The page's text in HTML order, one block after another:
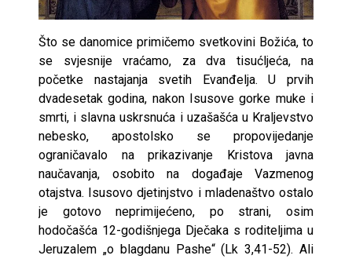
Što se danomice primičemo svetkovini Božića, to
se svjesnije vraćamo, za dva tisućljeća, na
početke nastajanja svetih Evanđelja. U prvih
dvadesetak godina, nakon Isusove gorke muke i
smrti, i slavna uskrsnuća i uzašašća u Kraljevstvo
nebesko, apostolsko se propovijedanje
ograničavalo na prikazivanje Kristova javna
naučavanja, osobito na događaje Vazmenog
otajstva. Isusovo djetinjstvo i mladenaštvo ostalo
je gotovo neprimijećeno, po strani, osim
hodočašća 12-godišnjega Dječaka s roditeljima u
Jeruzalem „o blagdanu Pashe“ (Lk 3,41-52). Ali